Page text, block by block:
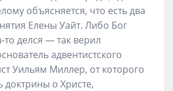
объясняется, что есть два
Елены Уайт. Либо Бог
то делся — так верил
адвентистского
Уильям Миллер, от которого
доктрины о Христе,